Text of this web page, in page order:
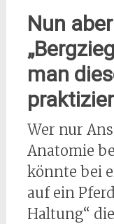
Nun
man
Wer nur
Anatomie
könnte bei
auf ein
Haltung“